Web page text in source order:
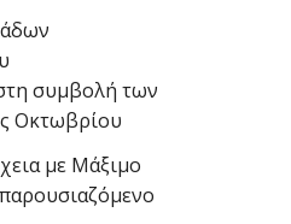
συμβολή των
Οκτωβρίου
με Μάξιμο